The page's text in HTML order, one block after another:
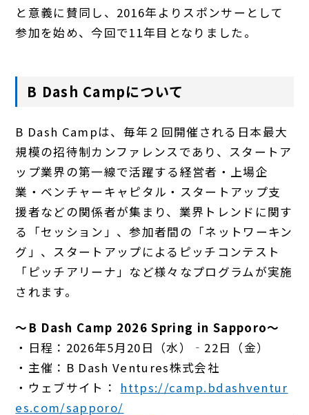
と意義に賛同し、2016年よりスポンサーとして
参加を始め、今回で11年目となりました。
B Dash Campについて
B Dash Campは、毎年２回開催される日本最大
規模の招待制カンファレンスであり、スタートア
ップ業界の第一線で活躍する経営者・上場企
業・ベンチャーキャピタル・スタートアップ支
援者などの関係者が集まり、業界トレンドに関す
る「セッション」、参加者間の「ネットワーキン
グ」、スタートアップによるピッチコンテスト
「ピッチアリーナ」など様々なプログラムが実施
されます。
～B Dash Camp 2026 Spring in Sapporo～
・日程：2026年5月20日（水）‐22日（金）
・主催：B Dash Ventures株式会社
・ウェブサイト： https://camp.bdashventur
es.com/sapporo/